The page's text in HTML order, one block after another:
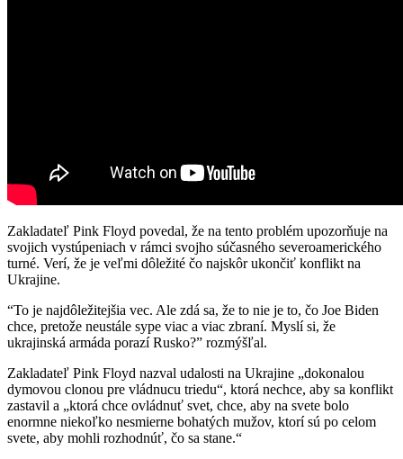
Zakladateľ Pink Floyd povedal, že na tento problém upozorňuje na
svojich vystúpeniach v rámci svojho súčasného severoamerického
turné. Verí, že je veľmi dôležité čo najskôr ukončiť konflikt na
Ukrajine.
“To je najdôležitejšia vec. Ale zdá sa, že to nie je to, čo Joe Biden
chce, pretože neustále sype viac a viac zbraní. Myslí si, že
ukrajinská armáda porazí Rusko?” rozmýšľal.
Zakladateľ Pink Floyd nazval udalosti na Ukrajine „dokonalou
dymovou clonou pre vládnucu triedu“, ktorá nechce, aby sa konflikt
zastavil a „ktorá chce ovládnuť svet, chce, aby na svete bolo
enormne niekoľko nesmierne bohatých mužov, ktorí sú po celom
svete, aby mohli rozhodnúť, čo sa stane.“